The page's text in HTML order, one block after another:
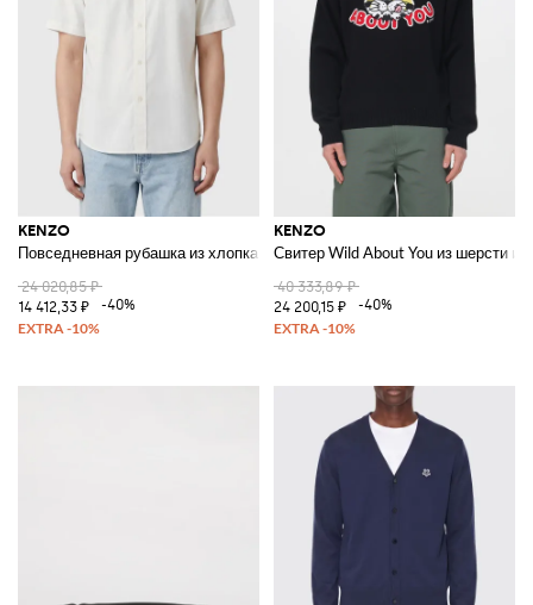
KENZO
Повседневная рубашка из хлопка
24 020,85 ₽
14 412,33 ₽
-40%
KENZO
Свитер Wild About You из шерсти и
40 333,89 ₽
24 200,15 ₽
-40%